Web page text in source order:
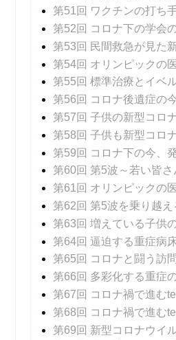
第52回 コロナ下の学会
第53回 民間救急が見た
第55回 標準治療とイベ
第56回 コロナ後遺症の
第61回 オリンピックの
第62回 第5波を乗り越え
第66回 多彩化する重症
第67回 コロナ禍で進む
第68回 コロナ禍で進む